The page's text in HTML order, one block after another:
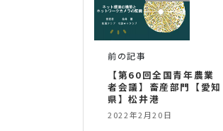
前の記事
【第60回全国青年農業
者会議】畜産部門【愛知
県】松井港
2022年2月20日